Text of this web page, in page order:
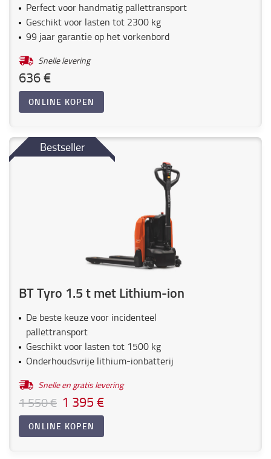
Perfect voor handmatig pallettransport
Geschikt voor lasten tot 2300 kg
99 jaar garantie op het vorkenbord
Snelle levering
636 €
ONLINE KOPEN
Bestseller
BT Tyro 1.5 t met Lithium-ion
De beste keuze voor incidenteel
pallettransport
Geschikt voor lasten tot 1500 kg
Onderhoudsvrije lithium-ionbatterij
Snelle en gratis levering
1 550 € 1 395 €
ONLINE KOPEN